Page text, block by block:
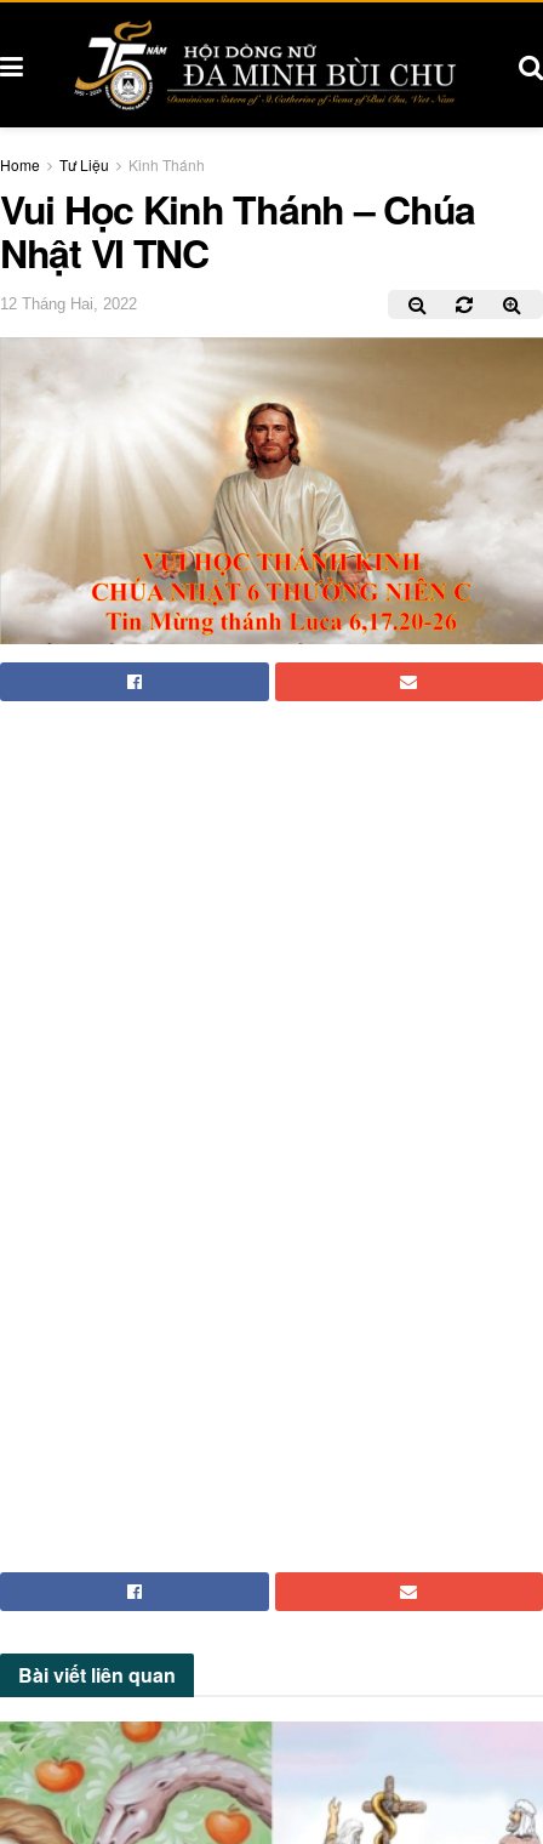
Home Tư Liệu Kinh Thánh
Vui Học Kinh Thánh – Chúa
Nhật VI TNC
12 Tháng Hai, 2022
Bài viết liên quan